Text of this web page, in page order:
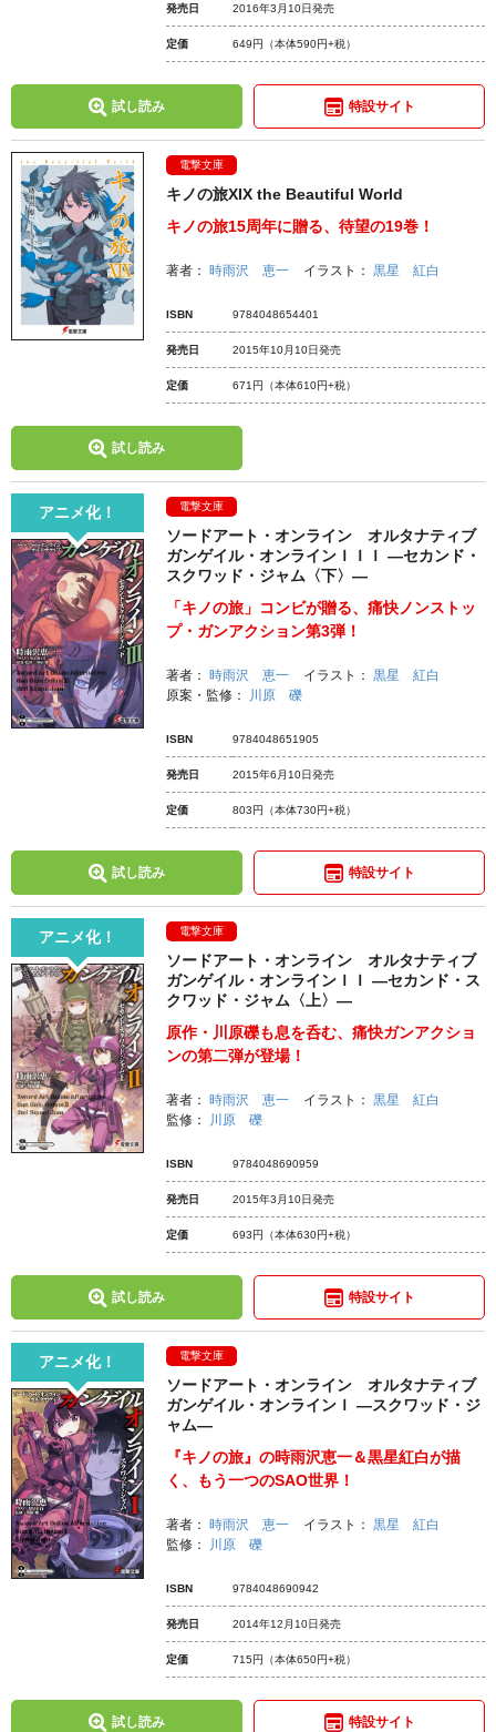
発売日 2016年3月10日発売
定価 649円 （本体590円+税）
試し読み 特設サイト
電撃文庫
キノの旅XIX the Beautiful World
キノの旅15周年に贈る、待望の19巻！
著者： 時雨沢 恵一 イラスト： 黒星 紅白
ISBN 9784048654401
発売日 2015年10月10日発売
定価 671円 （本体610円+税）
試し読み
アニメ化！ 電撃文庫
ソードアート・オンライン オルタナティブ
ガンゲイル・オンラインＩＩＩ ―セカンド・
スクワッド・ジャム〈下〉―
「キノの旅」コンビが贈る、痛快ノンストッ
プ・ガンアクション第3弾！
著者： 時雨沢 恵一 イラスト： 黒星 紅白
原案・監修：
川原 礫
ISBN 9784048651905
発売日 2015年6月10日発売
定価 803円 （本体730円+税）
試し読み 特設サイト
アニメ化！ 電撃文庫
ソードアート・オンライン オルタナティブ
ガンゲイル・オンラインＩＩ ―セカンド・ス
クワッド・ジャム〈上〉―
原作・川原礫も息を呑む、痛快ガンアクショ
ンの第二弾が登場！
著者： 時雨沢 恵一 イラスト： 黒星 紅白
監修：
川原 礫
ISBN 9784048690959
発売日 2015年3月10日発売
定価 693円 （本体630円+税）
試し読み 特設サイト
アニメ化！ 電撃文庫
ソードアート・オンライン オルタナティブ
ガンゲイル・オンラインＩ ―スクワッド・ジ
ャム―
『キノの旅』の時雨沢恵一＆黒星紅白が描
く、もう一つのSAO世界！
著者： 時雨沢 恵一 イラスト： 黒星 紅白
監修：
川原 礫
ISBN 9784048690942
発売日 2014年12月10日発売
定価 715円 （本体650円+税）
試し読み 特設サイト